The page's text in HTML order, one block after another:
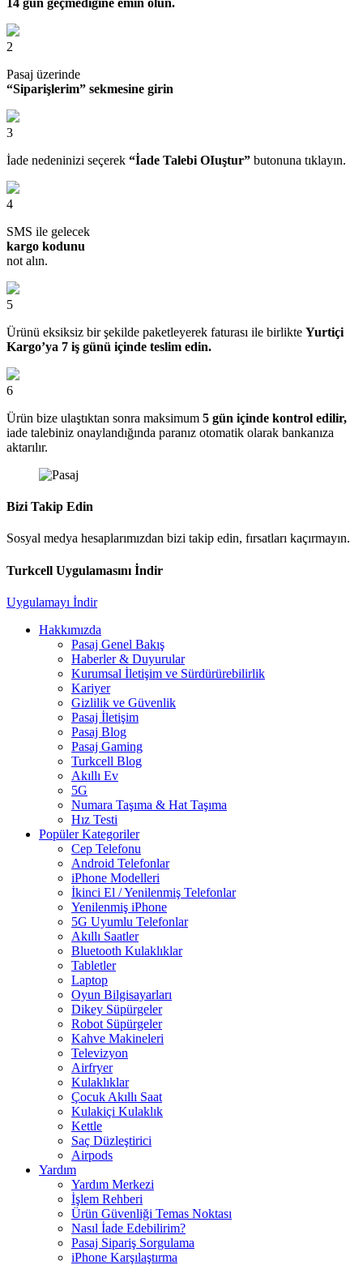
2
Pasaj üzerinde
“Siparişlerim” sekmesine girin
3
İade nedeninizi seçerek “İade Talebi OIuştur” butonuna tıklayın.
4
SMS ile gelecek
kargo kodunu
not alın.
5
Ürünü eksiksiz bir şekilde paketleyerek faturası ile birlikte Yurtiçi
Kargo’ya 7 iş günü içinde teslim edin.
6
Ürün bize ulaştıktan sonra maksimum 5 gün içinde kontrol edilir,
iade talebiniz onaylandığında paranız otomatik olarak bankanıza
aktarılır.
Bizi Takip Edin
Sosyal medya hesaplarımızdan bizi takip edin, fırsatları kaçırmayın.
Turkcell Uygulamasını İndir
Uygulamayı İndir
Hakkımızda
Pasaj Genel Bakış
Haberler & Duyurular
Kurumsal İletişim ve Sürdürürebilirlik
Kariyer
Gizlilik ve Güvenlik
Pasaj İletişim
Pasaj Blog
Pasaj Gaming
Turkcell Blog
Akıllı Ev
5G
Numara Taşıma & Hat Taşıma
Hız Testi
Popüler Kategoriler
Cep Telefonu
Android Telefonlar
iPhone Modelleri
İkinci El / Yenilenmiş Telefonlar
Yenilenmiş iPhone
5G Uyumlu Telefonlar
Akıllı Saatler
Bluetooth Kulaklıklar
Tabletler
Laptop
Oyun Bilgisayarları
Dikey Süpürgeler
Robot Süpürgeler
Kahve Makineleri
Televizyon
Airfryer
Kulaklıklar
Çocuk Akıllı Saat
Kulakiçi Kulaklık
Kettle
Saç Düzleştirici
Airpods
Yardım
Yardım Merkezi
İşlem Rehberi
Ürün Güvenliği Temas Noktası
Nasıl İade Edebilirim?
Pasaj Sipariş Sorgulama
iPhone Karşılaştırma